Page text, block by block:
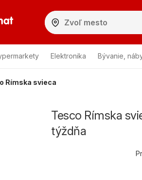
Elektronika Bývanie,
Rímska svieca
Tesco Rímska
týždňa